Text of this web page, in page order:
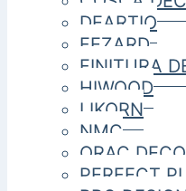
DEARTIO
FEZARD
FINITURA
HIWOOD
LIKORN
NMC
ORAC
PERFECT